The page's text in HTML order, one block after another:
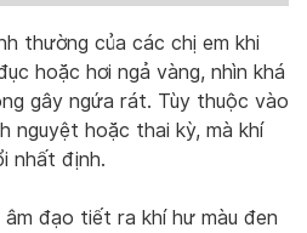
thường của các chị em khi
hoặc hơi ngả vàng, nhìn khá
gây ngứa rát. Tùy thuộc vào
nguyệt hoặc thai kỳ, mà khí
nhất định.
đạo tiết ra khí hư màu đen